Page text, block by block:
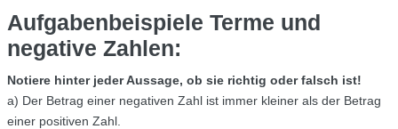
Aufgabenbeispiele Terme und
negative Zahlen:
Notiere hinter jeder Aussage, ob sie richtig oder falsch ist!
a) Der Betrag einer negativen Zahl ist immer kleiner als der Betrag
einer positiven Zahl.